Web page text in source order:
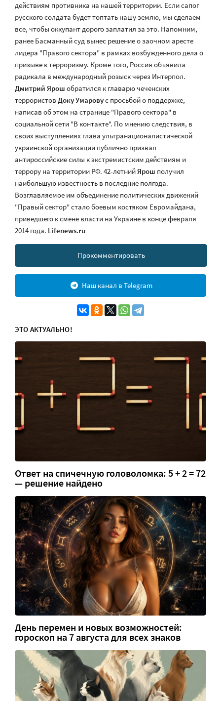
действиям противника на нашей территории. Если сапог
русского солдата будет топтать нашу землю, мы сделаем
все, чтобы оккупант дорого заплатил за это. Напомним,
ранее Басманный суд вынес решение о заочном аресте
лидера "Правого сектора" в рамках возбужденного дела о
призыве к терроризму. Кроме того, Россия объявила
радикала в международный розыск через Интерпол.
Дмитрий Ярош обратился к главарю чеченских
террористов Доку Умаровус просьбой о поддержке,
написав об этом на странице "Правого сектора" в
социальной сети "В контакте". По мнению следствия, в
своих выступлениях глава ультранационалистической
украинской организации публично призвал
антироссийские силы к экстремистским действиям и
террору на территории РФ. 42-летнийЯрош получил
наибольшую известность в последние полгода.
Возглавляемое им объединение политических движений
"Правый сектор" стало боевым костяком Евромайдана,
приведшего к смене власти на Украине в конце февраля
2014 года. Lifenews.ru
Прокомментировать
Наш канал в Telegram
ЭТО АКТУАЛЬНО!
Ответ на спичечную головоломка: 5 + 2 = 72
— решение найдено
День перемен и новых возможностей:
гороскоп на 7 августа для всех знаков